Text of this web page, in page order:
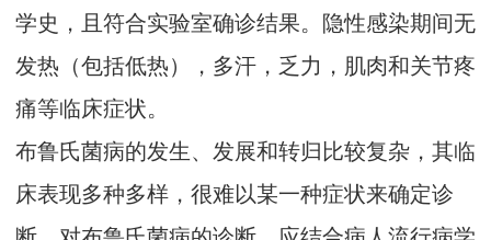
学史，且符合实验室确诊结果。隐性感染期间无
发热（包括低热），多汗，乏力，肌肉和关节疼
痛等临床症状。
布鲁氏菌病的发生、发展和转归比较复杂，其临
床表现多种多样，很难以某一种症状来确定诊